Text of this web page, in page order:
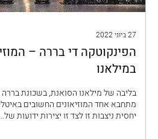
27 ביוני 2022
הפינקוטקה די בררה –
במילאנו
בליבה של מילאנו הסואנת, בשכונת
מתחבא אחד המוזיאונים החשובים
יחסית ניצבות זו לצד זו יצירות ידועות של...